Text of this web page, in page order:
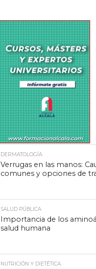
DERMATOLOGÍA
Verrugas en las manos:
comunes y opciones de
SALUD PÚBLICA
Importancia de los
salud humana
NUTRICIÓN Y DIETÉTICA